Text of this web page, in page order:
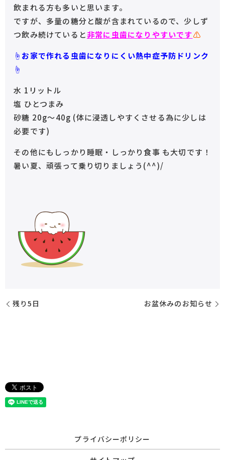
飲まれる方も多いと思います。
ですが、多量の糖分と酸が含まれているので、少しず
つ飲み続けていると非常に虫歯になりやすいです⚠︎
☝︎お家で作れる虫歯になりにくい熱中症予防ドリンク
☝︎
水 1リットル
塩 ひとつまみ
砂糖 20g〜40g (体に浸透しやすくさせる為に少しは
必要です)
その他にもしっかり睡眠・しっかり食事 も大切です！
暑い夏、頑張って乗り切りましょう(^^)/
残り5日 お盆休みのお知らせ
プライバシーポリシー